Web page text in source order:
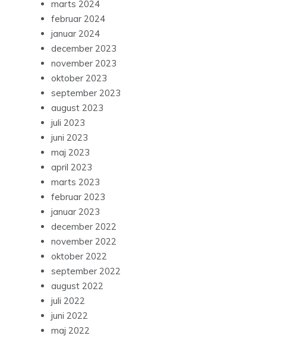
marts 2024
februar 2024
januar 2024
december 2023
november 2023
oktober 2023
september 2023
august 2023
juli 2023
juni 2023
maj 2023
april 2023
marts 2023
februar 2023
januar 2023
december 2022
november 2022
oktober 2022
september 2022
august 2022
juli 2022
juni 2022
maj 2022